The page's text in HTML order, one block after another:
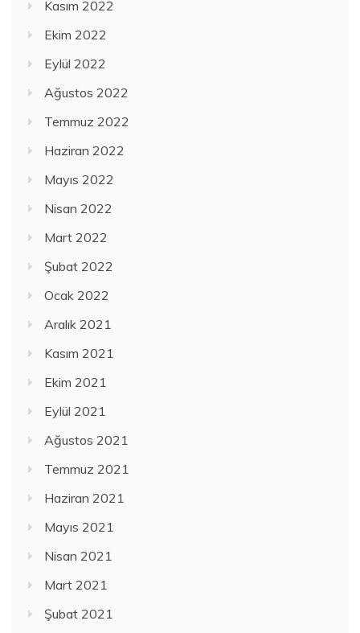
Kasım 2022
Ekim 2022
Eylül 2022
Ağustos 2022
Temmuz 2022
Haziran 2022
Mayıs 2022
Nisan 2022
Mart 2022
Şubat 2022
Ocak 2022
Aralık 2021
Kasım 2021
Ekim 2021
Eylül 2021
Ağustos 2021
Temmuz 2021
Haziran 2021
Mayıs 2021
Nisan 2021
Mart 2021
Şubat 2021